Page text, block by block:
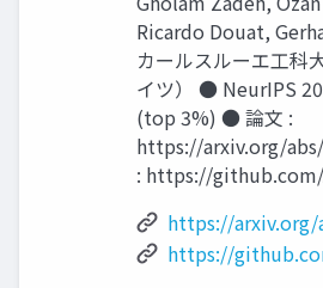
Ricardo Douat,
カールスルーエ工科
イツ） ● NeurIPS
(top 3%) ● 論文 :
https://arxiv.org/
: https://github.com/
https://arxiv.org/
https://